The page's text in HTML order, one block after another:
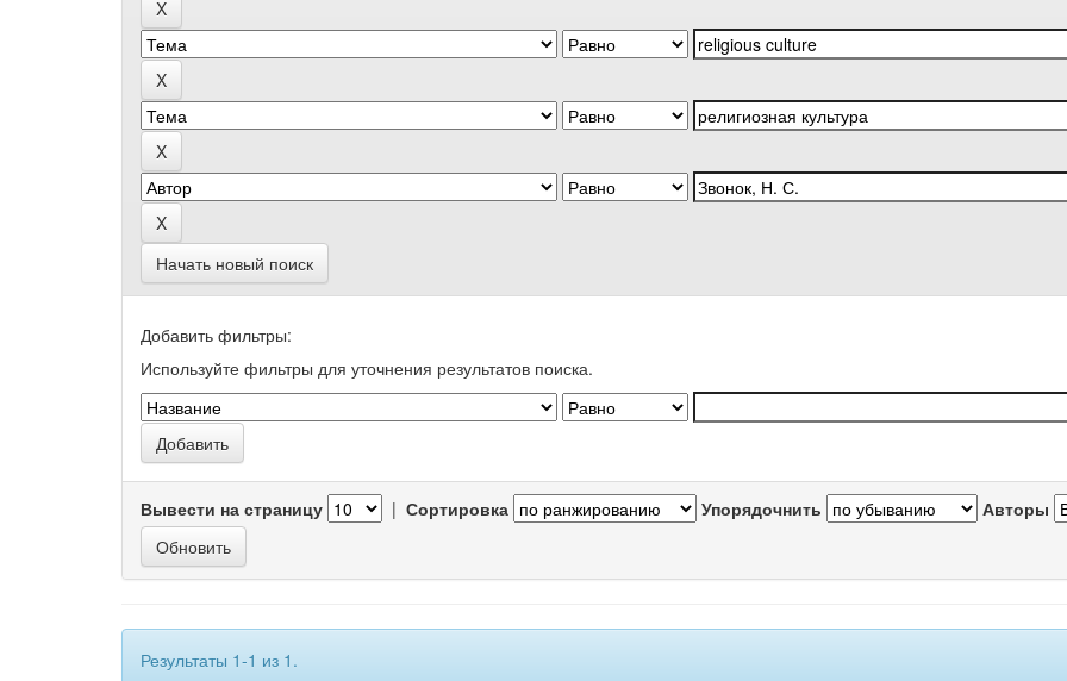
Начать новый поиск
Добавить фильтры:
Используйте фильтры для уточнения результатов поиска.
Вывести на страницу | Сортировка Упорядочнить Авторы
Результаты 1-1 из 1.